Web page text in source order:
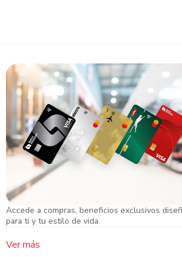
Tarjetas de Crédito
Accede a compras, beneficios exclusivos
para ti y tu estilo de vida.
Ver más